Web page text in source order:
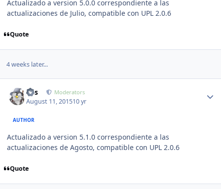
Actualizado a version 5.0.0 correspondiente a las
actualizaciones de Julio, compatible con UPL 2.0.6
Quote
4 weeks later...
luis Moderators
August 11, 201510 yr
AUTHOR
Actualizado a version 5.1.0 correspondiente a las
actualizaciones de Agosto, compatible con UPL 2.0.6
Quote